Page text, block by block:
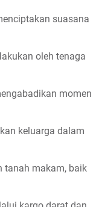
suasana
oleh tenaga
momen
keluarga dalam
tanah makam, baik